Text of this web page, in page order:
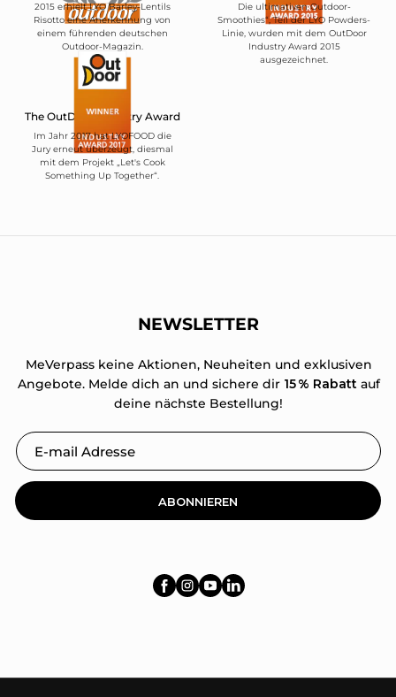
2015 erhielt LYO Barley-Lentils
Risotto eine Anerkennung von
einem führenden deutschen
Outdoor-Magazin.
Die ultimativen Outdoor-
Smoothies“, Teil der LYO Powders-
Linie, wurden mit dem OutDoor
Industry Award 2015
ausgezeichnet.
The OutDoor Industry Award
Im Jahr 2017 hat LYOFOOD die
Jury erneut überzeugt, diesmal
mit dem Projekt „Let's Cook
Something Up Together“.
NEWSLETTER
MeVerpass keine Aktionen, Neuheiten und exklusiven
Angebote. Melde dich an und sichere dir15 % Rabattauf
deine nächste Bestellung!
ABONNIEREN